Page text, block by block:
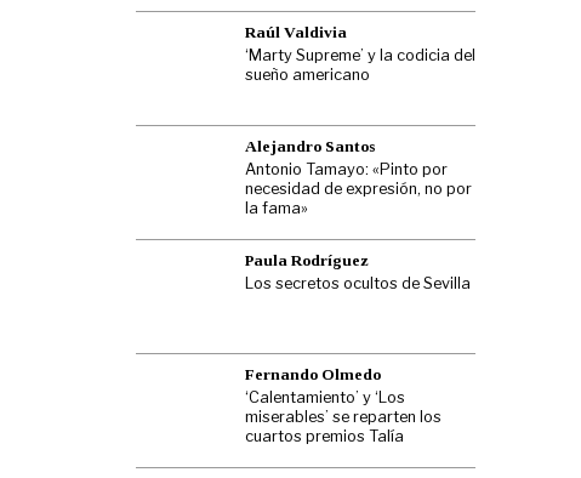
Raúl Valdivia
‘Marty Supreme’ y la codicia del
sueño americano
Alejandro Santos
Antonio Tamayo: «Pinto por
necesidad de expresión, no por
la fama»
Paula Rodríguez
Los secretos ocultos de Sevilla
Fernando Olmedo
‘Calentamiento’ y ‘Los
miserables’ se reparten los
cuartos premios Talía